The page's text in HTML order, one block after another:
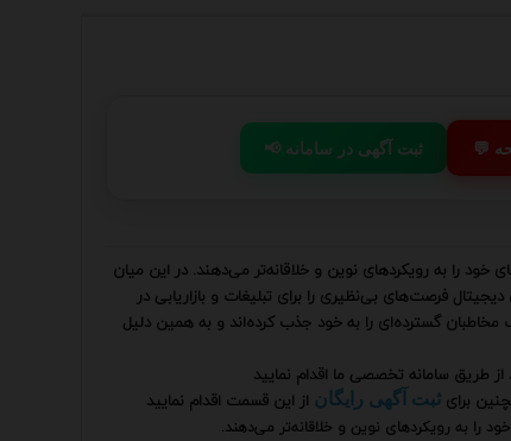
📢 ثبت آگهی در سامانه
را به رویکردهای نوین و خلاقانه‌تر می‌دهند. در این میان
فرصت‌های بی‌نظیری را برای تبلیغات و بازاریابی در
مخاطبان گسترده‌ای را به خود جذب کرده‌اند و به همین دلیل
از طریق سامانه تخصصی ما اقدام نمایید
برای ثبت آگهی رایگان از این قسمت اقدام نمایید
را به رویکردهای نوین و خلاقانه‌تر می‌دهند.